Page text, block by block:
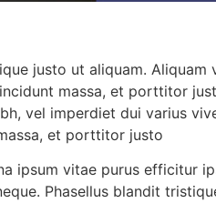
justo ut aliquam. Aliquam
massa, et porttitor
vel imperdiet dui varius
et porttitor justo
ipsum vitae purus efficitur
Phasellus blandit